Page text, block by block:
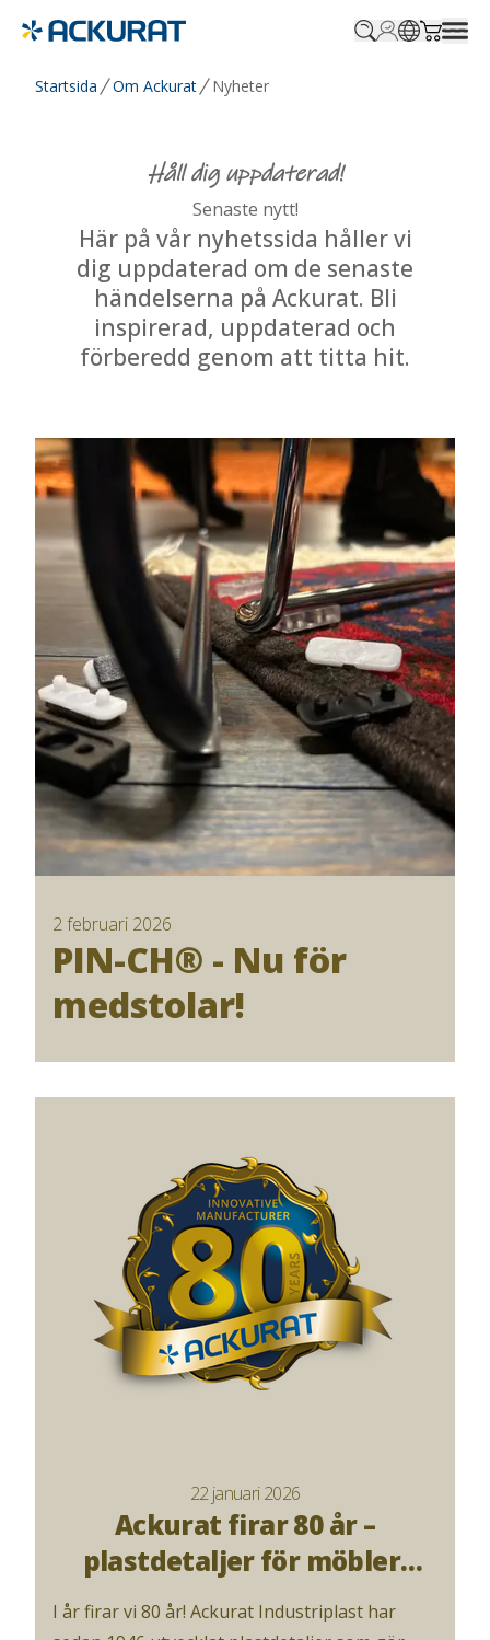
Startsida Om Ackurat Nyheter
Håll dig uppdaterad!
Senaste nytt!
Här på vår nyhetssida håller vi
dig uppdaterad om de senaste
händelserna på Ackurat. Bli
inspirerad, uppdaterad och
förberedd genom att titta hit.
2 februari 2026
PIN-CH® - Nu för
medstolar!
22 januari 2026
Ackurat firar 80 år –
plastdetaljer för möbler,
bygg och industriell design!
I år firar vi 80 år! Ackurat Industriplast har